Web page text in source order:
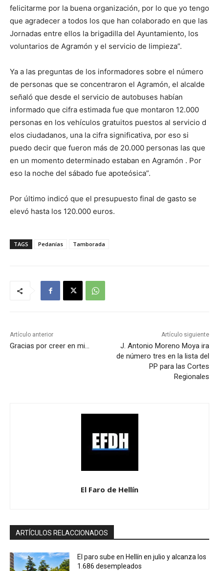
felicitarme por la buena organización, por lo que yo tengo
que agradecer a todos los que han colaborado en que las
Jornadas entre ellos la brigadilla del Ayuntamiento, los
voluntarios de Agramón y el servicio de limpieza”.
Ya a las preguntas de los informadores sobre el número
de personas que se concentraron el Agramón, el alcalde
señaló que desde el servicio de autobuses habían
informado que cifra estimada fue que montaron 12.000
personas en los vehículos gratuitos puestos al servicio d
elos ciudadanos, una la cifra significativa, por eso si
puedo decir que fueron más de 20.000 personas las que
en un momento determinado estaban en Agramón . Por
eso la noche del sábado fue apoteósica”.
Por último indicó que el presupuesto final de gasto se
elevó hasta los 120.000 euros.
TAGS Pedanías Tamborada
Artículo anterior
Gracias por creer en mi…
Artículo siguiente
J. Antonio Moreno Moya ira
de número tres en la lista del
PP para las Cortes
Regionales
El Faro de Hellín
ARTÍCULOS RELACCIONADOS
El paro sube en Hellín en julio y alcanza los
1.686 desempleados